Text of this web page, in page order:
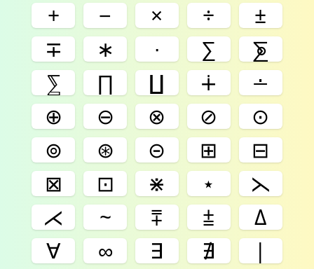
+ − × ÷
±
∓
∗ ∙ ∑
⨊
⅀
∏ ∐ ∔
∸
⊕
⊖ ⊗ ⊘
⊙
⊚
⊛ ⊝ ⊞
⊟
⊠
⊡ ⋇ ⋆
⋋
⋌
~ ⩱ ⩲
Δ
∀
∞ ∃ ∄
|